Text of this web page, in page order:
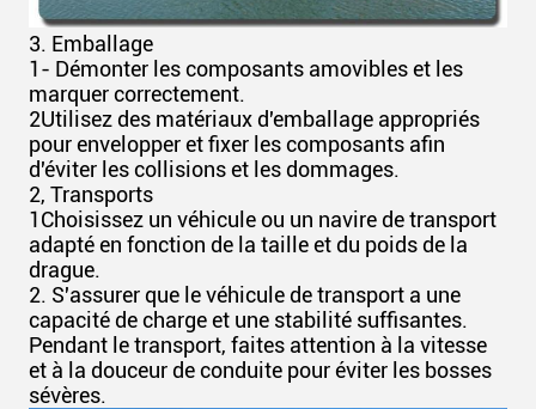
3. Emballage
1- Démonter les composants amovibles et les
marquer correctement.
2Utilisez des matériaux d'emballage appropriés
pour envelopper et fixer les composants afin
d'éviter les collisions et les dommages.
2, Transports
1Choisissez un véhicule ou un navire de transport
adapté en fonction de la taille et du poids de la
drague.
2. S'assurer que le véhicule de transport a une
capacité de charge et une stabilité suffisantes.
Pendant le transport, faites attention à la vitesse
et à la douceur de conduite pour éviter les bosses
sévères.